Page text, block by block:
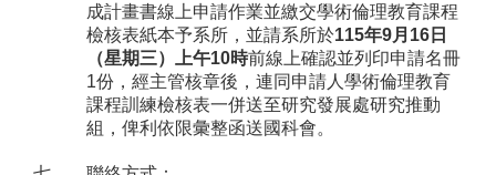
成計畫書線上申請作業並繳交學術倫理教育課程
檢核表紙本予系所，並請系所於115年9月16日
（星期三）上午10時前線上確認並列印申請名冊
1份，經主管核章後，連同申請人學術倫理教育
課程訓練檢核表一併送至研究發展處研究推動
組，俾利依限彙整函送國科會。